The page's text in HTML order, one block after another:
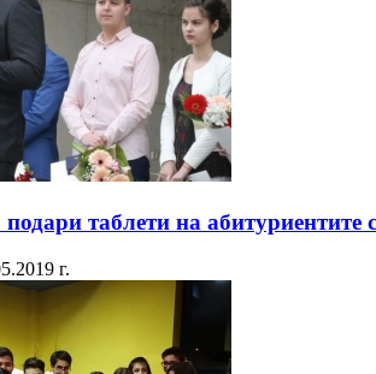
таблети на абитуриентите
г.